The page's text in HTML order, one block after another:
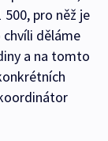
pro něž je
děláme
a na tomto